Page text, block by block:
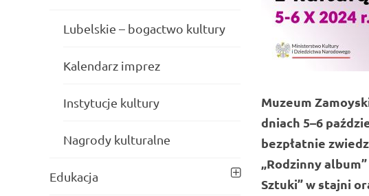
Muzeum
dniach 5–6
bezpłatnie
„Rodzinny
Sztuki” w stajni
Lubelskie – bogactwo kultury
Kalendarz imprez
Instytucje kultury
Nagrody kulturalne
Edukacja